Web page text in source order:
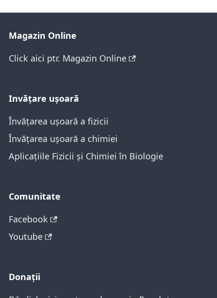
Magazin Online
Click aici ptr. Magazin Online
Invăţare ușoară
Învățarea ușoară a fizicii
Învățarea ușoară a chimiei
Aplicațiile Fizicii și Chimiei în Biologie
Comunitate
Facebook
Youtube
Donații